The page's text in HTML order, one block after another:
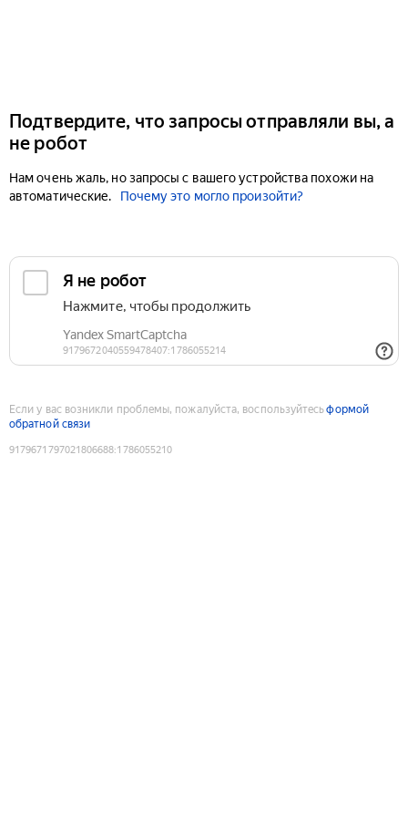
Подтвердите, что запросы отправляли вы, а
не робот
Нам очень жаль, но запросы с вашего устройства похожи на
автоматические.
Почему это могло произойти?
Если у вас возникли проблемы, пожалуйста, воспользуйтесьформой
обратной связи
9179671797021806688:1786055210